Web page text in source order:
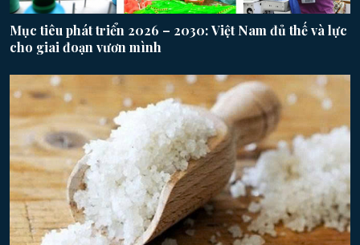
Mục tiêu phát triển 2026 – 2030: Việt Nam đủ thế và lực
cho giai đoạn vươn mình